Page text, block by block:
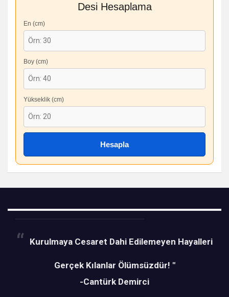
Desi Hesaplama
En (cm)
Boy (cm)
Yükseklik (cm)
Hesapla
Kurulmaya Cesaret Dahi Edilemeyen Hayalleri
Gerçek Kılanlar Ölümsüzdür! "
-Cantürk Demirci